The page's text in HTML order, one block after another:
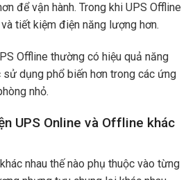
để vận hành. Trong khi UPS Offline
tiết kiệm điện năng lượng hơn.
Offline thường có hiệu quả năng
dụng phổ biến hơn trong các ứng
nhỏ.
UPS Online và Offline khác
nhau thế nào phụ thuộc vào từng